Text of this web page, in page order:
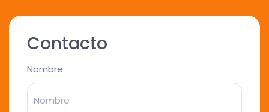
Contacto
Nombre